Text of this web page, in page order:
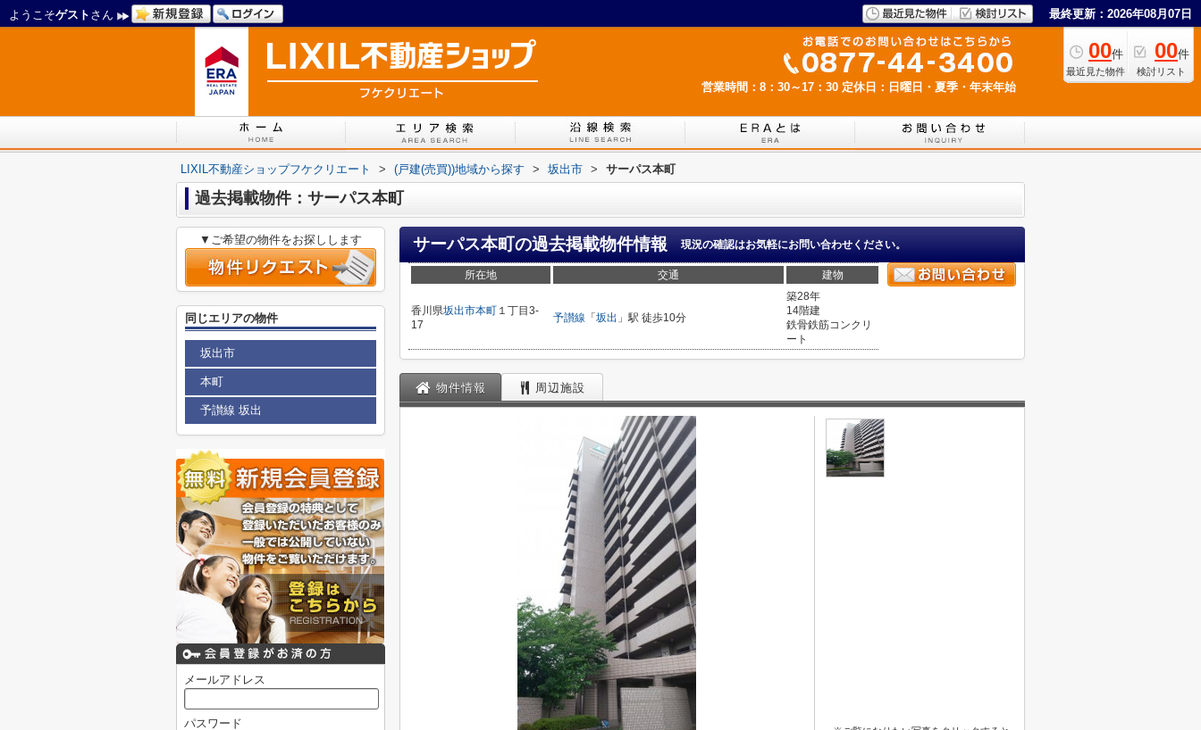
ようこそゲスト さん 最終更新：2026年08月07日
00件
最近見た物件
00件
検討リスト
営業時間：8：30～17：30 定休日：日曜日・夏季・年末年始
LIXIL不動産ショップフケクリエート > (戸建(売買))地域から探す > 坂出市 > サーパス本町
過去掲載物件：サーパス本町
サーパス本町の過去掲載物件情報 現況の確認はお気軽にお問い合わせください。
所在地 交通 建物
香川県坂出市本町 １丁目3-
17
予讃線 「 坂出 」駅 徒歩10分
築28年
14階建
鉄骨鉄筋コンクリ
ート
物件情報 周辺施設
▼ご希望の物件をお探しします
同じエリアの物件
坂出市
本町
予讃線 坂出
メールアドレス
パスワード